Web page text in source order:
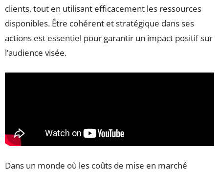
clients, tout en utilisant efficacement les ressources
disponibles. Être cohérent et stratégique dans ses
actions est essentiel pour garantir un impact positif sur
l’audience visée.
Dans un monde où les coûts de mise en marché